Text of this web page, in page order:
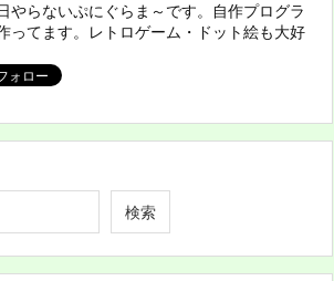
やらないぷにぐらま～です。自作プログラ
ってます。レトロゲーム・ドット絵も大好
検索